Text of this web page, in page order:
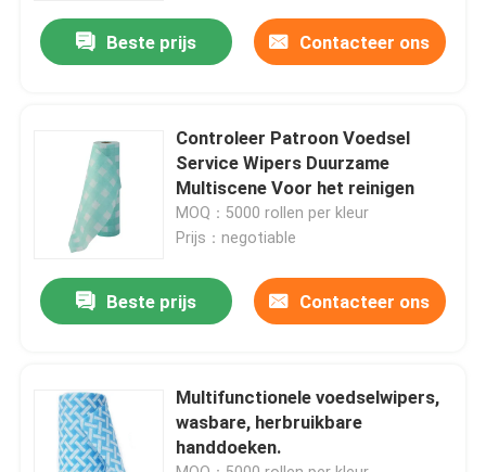
Beste prijs Contacteer ons
Controleer Patroon Voedsel
Service Wipers Duurzame
Multiscene Voor het reinigen
MOQ：5000 rollen per kleur
Prijs：negotiable
Beste prijs Contacteer ons
Multifunctionele voedselwipers,
wasbare, herbruikbare
handdoeken.